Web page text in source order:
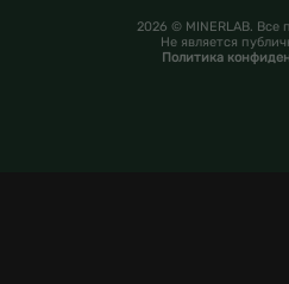
2026 © MINERLAB.
Не является
Политика